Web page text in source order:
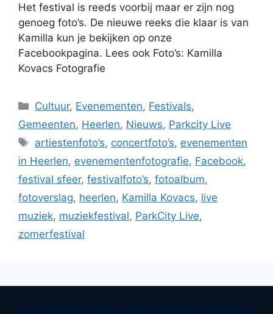
Het festival is reeds voorbij maar er zijn nog
genoeg foto’s. De nieuwe reeks die klaar is van
Kamilla kun je bekijken op onze
Facebookpagina. Lees ook Foto’s: Kamilla
Kovacs Fotografie
Categorieën
Cultuur, Evenementen, Festivals,
Gemeenten, Heerlen, Nieuws, Parkcity Live
Tags
artiestenfoto’s, concertfoto’s, evenementen
in Heerlen, evenementenfotografie, Facebook,
festival sfeer, festivalfoto’s, fotoalbum,
fotoverslag, heerlen, Kamilla Kovacs, live
muziek, muziekfestival, ParkCity Live,
zomerfestival